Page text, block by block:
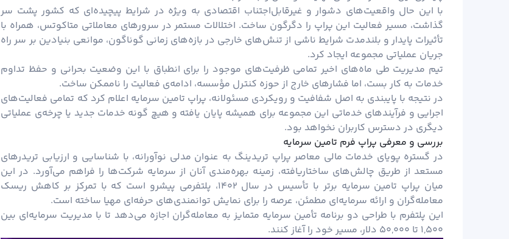
با این حال واقعیت‌های دشوار و غیرقابل‌اجتناب اقتصادی به ویژه در شرایط پیچیده‌ای که کشور پشت سر
گذاشت، مسیر فعالیت این پراپ را دگرگون ساخت. اختلالات مستمر در سرورهای معاملاتی متاکوتس، همراه با
تأثیرات پایدار و بلندمدت شرایط ناشی از تنش‌های خارجی در بازه‌های زمانی گوناگون، موانعی بنیادین بر سر راه
جریان عملیاتی مجموعه ایجاد کرد.
تیم مدیریت طی ماه‌های اخیر تمامی ظرفیت‌های موجود را برای انطباق با این وضعیت بحرانی و حفظ تداوم
خدمات به کار بست، اما فشارهای خارج از حوزه کنترل مؤسسه، ادامه‌ی فعالیت را ناممکن ساخت.
در نتیجه با پایبندی به اصل شفافیت و رویکردی مسئولانه، پراپ تامین سرمایه اعلام کرد که تمامی فعالیت‌های
اجرایی و فرآیندهای خدماتی این مجموعه برای همیشه پایان یافته و هیچ گونه خدمات جدید یا چرخه‌ی عملیاتی
دیگری در دسترس کاربران نخواهد بود.
بررسی و معرفی پراپ فرم تامین سرمایه
در گستره پویای خدمات مالی معاصر پراپ تریدینگ به عنوان مدلی نوآورانه، با شناسایی و ارزیابی تریدرهای
مستعد از طریق چالش‌های ساختاریافته، زمینه بهره‌مندی آنان از سرمایه شرکت‌ها را فراهم می‌آورد. در این
میان پراپ تامین سرمایه برتر با تأسیس در سال ۱۴۰۲، پلتفرمی پیشرو است که با تمرکز بر کاهش ریسک
معامله‌گران و ارائه سرمایه‌ای مطمئن، عرصه را برای نمایش توانمندی‌های حرفه‌ای مهیا ساخته است.
این پلتفرم با طراحی دو برنامه تأمین سرمایه متمايز به معامله‌گران اجازه می‌دهد تا با مدیریت سرمایه‌ای بین
۱,۵۰۰ تا ۵۰,۰۰۰ دلار، مسیر خود را آغاز کنند.